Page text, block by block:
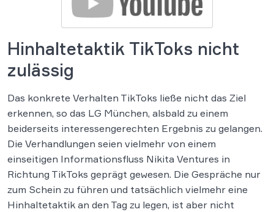
Hinhaltetaktik TikToks nicht
zulässig
Das konkrete Verhalten TikToks ließe nicht das Ziel
erkennen, so das LG München, alsbald zu einem
beiderseits interessengerechten Ergebnis zu gelangen.
Die Verhandlungen seien vielmehr von einem
einseitigen Informationsfluss Nikita Ventures in
Richtung TikToks geprägt gewesen. Die Gespräche nur
zum Schein zu führen und tatsächlich vielmehr eine
Hinhaltetaktik an den Tag zu legen, ist aber nicht